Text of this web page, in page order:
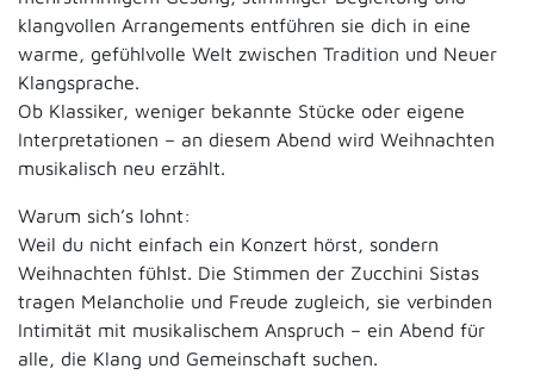
klangvollen Arrangements entführen sie dich in eine
warme, gefühlvolle Welt zwischen Tradition und Neuer
Klangsprache.
Ob Klassiker, weniger bekannte Stücke oder eigene
Interpretationen – an diesem Abend wird Weihnachten
musikalisch neu erzählt.
Warum sich’s lohnt:
Weil du nicht einfach ein Konzert hörst, sondern
Weihnachten fühlst. Die Stimmen der Zucchini Sistas
tragen Melancholie und Freude zugleich, sie verbinden
Intimität mit musikalischem Anspruch – ein Abend für
alle, die Klang und Gemeinschaft suchen.